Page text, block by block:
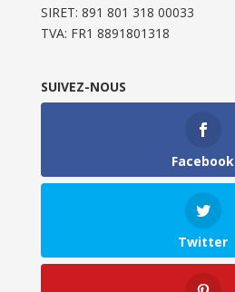
SIRET: 891 801 318 00033
TVA: FR1 8891801318
SUIVEZ-NOUS
Facebook
Twitter